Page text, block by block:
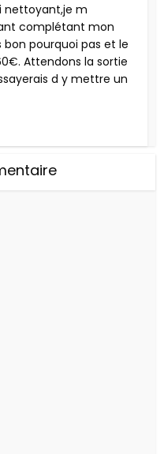
nettoyant,je m
complétant mon
pourquoi pas et le
Attendons la sortie
d y mettre un